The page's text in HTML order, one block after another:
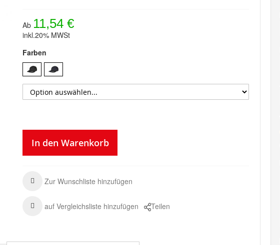
Ab 11,54 €
inkl.20% MWSt
Farben
In den Warenkorb
Zur Wunschliste hinzufügen
auf Vergleichsliste hinzufügen Teilen